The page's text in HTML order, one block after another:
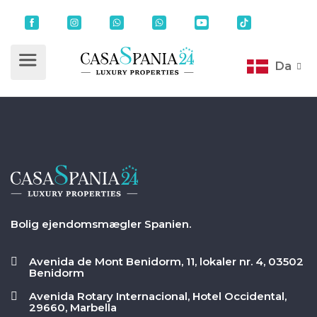
Da
Bolig ejendomsmægler Spanien.
Avenida de Mont Benidorm, 11, lokaler nr. 4, 03502
Benidorm
Avenida Rotary Internacional, Hotel Occidental,
29660, Marbella